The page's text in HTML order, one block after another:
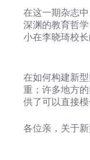
在这一期杂志
深渊的教育哲
小在李晓琦校
在如何构建新
重；许多地方
供了可以直接模
各位亲，关于